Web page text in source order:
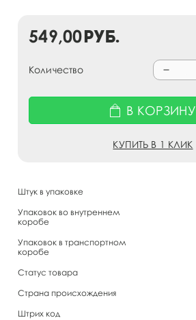
Штук в упаковке
Упаковок во внутреннем
коробе
Упаковок в транспортном
коробе
Статус товара
Страна происхождения
Штрих код
549,00руб.
Количество
В КОРЗИНУ
КУПИТЬ В 1 КЛИК